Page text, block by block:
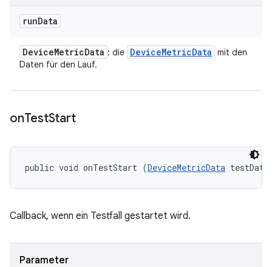
runData
DeviceMetricData : die DeviceMetricData mit den
Daten für den Lauf.
onTestStart
public void onTestStart (DeviceMetricData
Callback, wenn ein Testfall gestartet wird.
Parameter